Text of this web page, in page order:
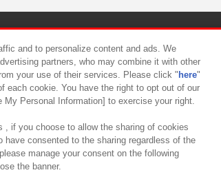
について カスタマーハラスメント対応方針
and to personalize content and ads. We
partners, who may combine it with other
your use of their services. Please click " here"
each cookie. You have the right to opt out of our
Personal Information] to exercise your right.
, if you choose to allow the sharing of cookies
have consented to the sharing regardless of the
manage your consent on the following
the banner.